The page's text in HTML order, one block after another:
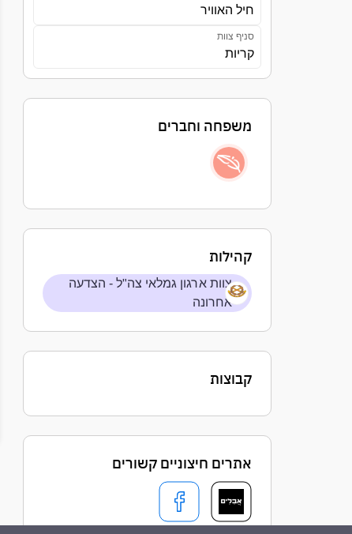
חיל האוויר
סניף צוות
קריות
משפחה וחברים
קהילות
צוות ארגון גמלאי צה"ל - הצדעה
אחרונה
קבוצות
אתרים חיצוניים קשורים